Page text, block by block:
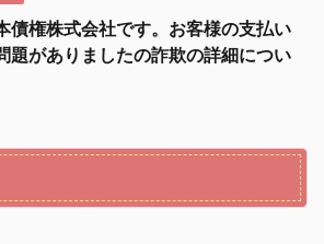
債権株式会社です。お客様の支払い
題がありましたの詐欺の詳細につい